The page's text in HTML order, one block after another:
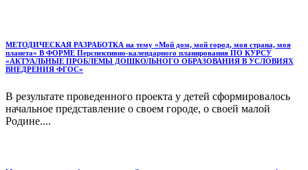
МЕТОДИЧЕСКАЯ РАЗРАБОТКА на тему «Мой дом, мой город, моя страна, моя
планета» В ФОРМЕ Перспективно-календарного планирования ПО КУРСУ
«АКТУАЛЬНЫЕ ПРОБЛЕМЫ ДОШКОЛЬНОГО ОБРАЗОВАНИЯ В УСЛОВИЯХ
ВНЕДРЕНИЯ ФГОС»
В результате проведенного проекта у детей сформировалось
начальное представление о своем городе, о своей малой
Родине....